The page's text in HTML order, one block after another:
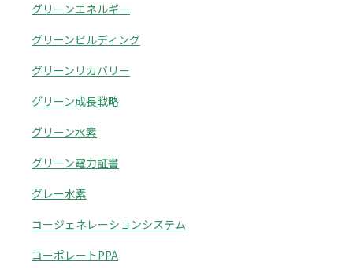
グリーンエネルギー
グリーンビルディング
グリーンリカバリー
グリーン成長戦略
グリーン水素
グリーン電力証書
グレー水素
コージェネレーションシステム
コーポレートPPA